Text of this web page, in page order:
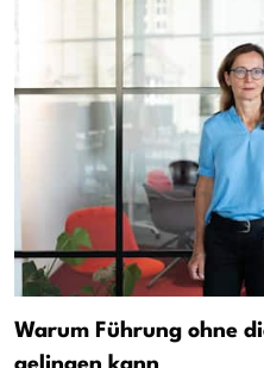
Warum Führung ohne